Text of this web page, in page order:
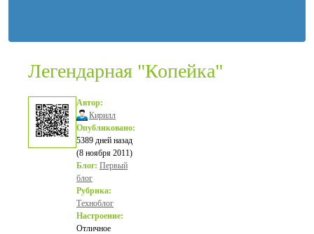
Легендарная "Копейка"
Автор:
Кирилл
Опубликовано:
5389 дней назад
(8 ноября 2011)
Блог: Первый
блог
Рубрика:
Техноблог
Настроение:
Отличное